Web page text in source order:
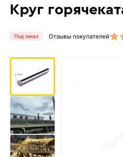
Круг
Под заказ Отзывы покупателей